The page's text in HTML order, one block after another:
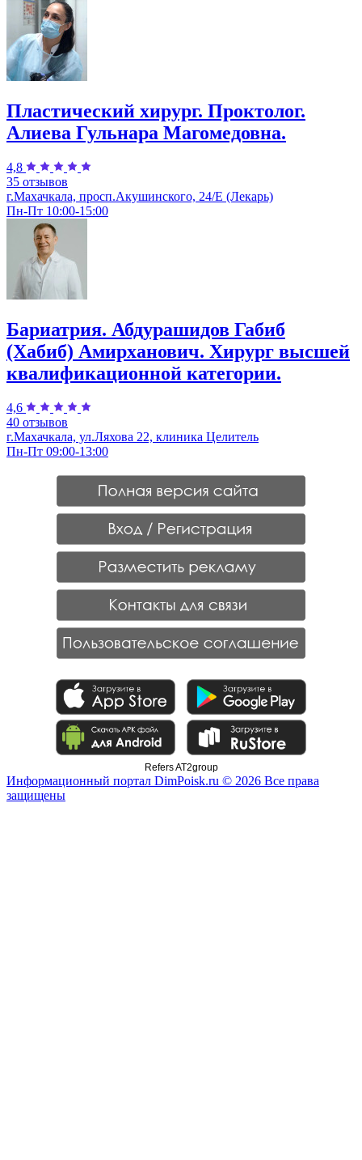
Пластический хирург. Проктолог.
Алиева Гульнара Магомедовна.
4,8
35 отзывов
г.Махачкала, просп.Акушинского, 24/Е (Лекарь)
Пн-Пт 10:00-15:00
Бариатрия. Абдурашидов Габиб
(Хабиб) Амирханович. Хирург высшей
квалификационной категории.
4,6
40 отзывов
г.Махачкала, ул.Ляхова 22, клиника Целитель
Пн-Пт 09:00-13:00
Refers AT2group
Информационный портал DimPoisk.ru © 2026 Все права
защищены